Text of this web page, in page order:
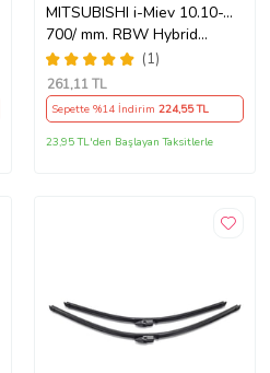
MITSUBISHI i-Miev 10.10-...
700/ mm. RBW Hybrid
Silecek. U Kanca Uyumlu
Hibrit
(1)
261,11 TL
Sepette %14 İndirim224,55 TL
23,95 TL'den Başlayan Taksitlerle